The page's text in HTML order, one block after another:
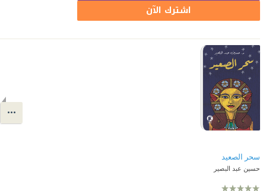
اشترك الآن
سحر الصعيد
حسين عبد البصير